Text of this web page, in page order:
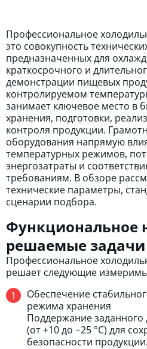
Профессиональное
это совокупность
предназначенных для
краткосрочного и
демонстрации пищевых
контролируемом
занимает ключевое место в
хранения, подготовки,
контроля продукции.
оборудования напрямую
температурных режимов,
энергозатраты и
требованиям. В обзоре
технические параметры,
сценарии подбора.
Функциональное
решаемые задачи
Профессиональное
решает следующие
Обеспечение
режима хранения
Поддержание заданного
(от +10 до −25 °C) для
безопасности продукции.